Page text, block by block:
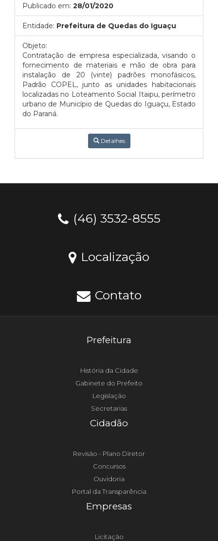
Publicado em: 28/01/2020
Entidade: Prefeitura de Quedas do Iguaçu
Objeto:
Contratação de empresa especializada, visando o
fornecimento de materiais e mão de obra para
instalação de 20 (vinte) padrões monofásicos,
Padrão COPEL, junto as unidades habitacionais
localizadas no Loteamento Social Itaipu, perímetro
urbano de Município de Quedas do Iguaçu, Estado
do Paraná.
Detalhes
(46) 3532-8555
Localização
Contato
Prefeitura
História da Cidade
Gabinete do Prefeito
Legislação
Secretarias
Cidadão
Revisão - Plano Diretor
Concursos
Ouvidoria
Portal da Transparência
Empresas
Licitação